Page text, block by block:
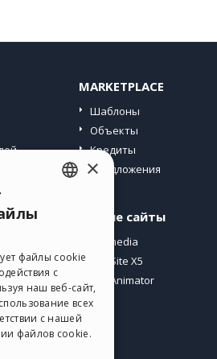
MARKETPLACE
Шаблоны
Объекты
Кредиты
Предложения
Другие сайты
Incomedia
WebSite X5
WebAnimator
GERMAN
SPANISH
PORTUGUESE
POLISH
×
файлы cookie
с
наш веб-сайт,
всех
с нашей
файлов cookie.